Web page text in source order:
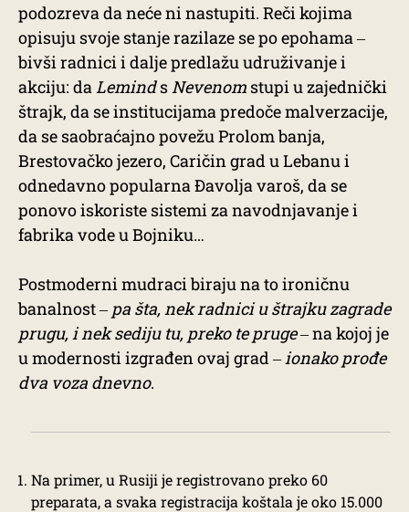
podozreva da neće ni nastupiti. Reči kojima
opisuju svoje stanje razilaze se po epohama ‒
bivši radnici i dalje predlažu udruživanje i
akciju: da Leminds Nevenom stupi u zajednički
štrajk, da se institucijama predoče malverzacije,
da se saobraćajno povežu Prolom banja,
Brestovačko jezero, Caričin grad u Lebanu i
odnedavno popularna Đavolja varoš, da se
ponovo iskoriste sistemi za navodnjavanje i
fabrika vode u Bojniku…
Postmoderni mudraci biraju na to ironičnu
banalnost ‒pa šta, nek radnici u štrajku zagrade
prugu, i nek sediju tu, preko te pruge‒ na kojoj je
u modernosti izgrađen ovaj grad ‒ionako prođe
dva voza dnevno.
Na primer, u Rusiji je registrovano preko 60
preparata, a svaka registracija koštala je oko 15.000